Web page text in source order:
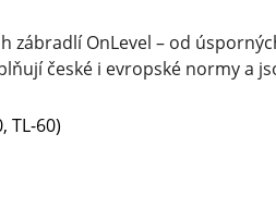
OnLevel – od
české i evropské normy a
TL-60)